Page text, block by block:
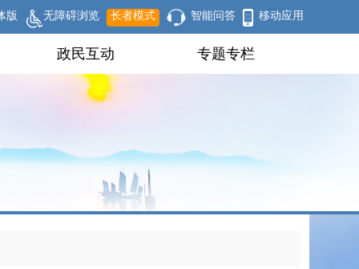
版 无障碍浏览 长者模式 智能问答 移动应用
政民互动 专题专栏